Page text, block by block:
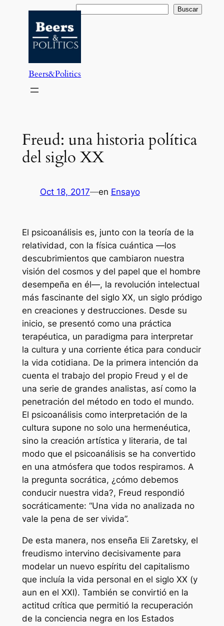
contenido
Buscar Buscar
Beers&Politics
Freud: una historia política
del siglo XX
Oct 18, 2017—en Ensayo
El psicoanálisis es, junto con la teoría de la
relatividad, con la física cuántica —los
descubrimientos que cambiaron nuestra
visión del cosmos y del papel que el hombre
desempeña en él—, la revolución intelectual
más fascinante del siglo XX, un siglo pródigo
en creaciones y destrucciones. Desde su
inicio, se presentó como una práctica
terapéutica, un paradigma para interpretar
la cultura y una corriente ética para conducir
la vida cotidiana. De la primera intención da
cuenta el trabajo del propio Freud y el de
una serie de grandes analistas, así como la
penetración del método en todo el mundo.
El psicoanálisis como interpretación de la
cultura supone no solo una hermenéutica,
sino la creación artística y literaria, de tal
modo que el psicoanálisis se ha convertido
en una atmósfera que todos respiramos. A
la pregunta socrática, ¿cómo debemos
conducir nuestra vida?, Freud respondió
socráticamente: “Una vida no analizada no
vale la pena de ser vivida”.
De esta manera, nos enseña Eli Zaretsky, el
freudismo intervino decisivamente para
modelar un nuevo espíritu del capitalismo
que incluía la vida personal en el siglo XX (y
aun en el XXI). También se convirtió en la
actitud crítica que permitió la recuperación
de la conciencia negra en los Estados